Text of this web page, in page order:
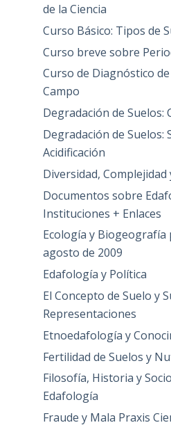
de la Ciencia
Curso Básico: Tipos de
Curso breve sobre
Curso de Diagnóstico
Campo
Degradación de Suelos:
Degradación de Suelos:
Acidificación
Diversidad, Complejidad
Documentos sobre
Instituciones + Enlaces
Ecología y
agosto de 2009
Edafología y Política
El Concepto de Suelo y
Representaciones
Etnoedafología y
Fertilidad de Suelos y
Filosofía, Historia y
Edafología
Fraude y Mala Praxis